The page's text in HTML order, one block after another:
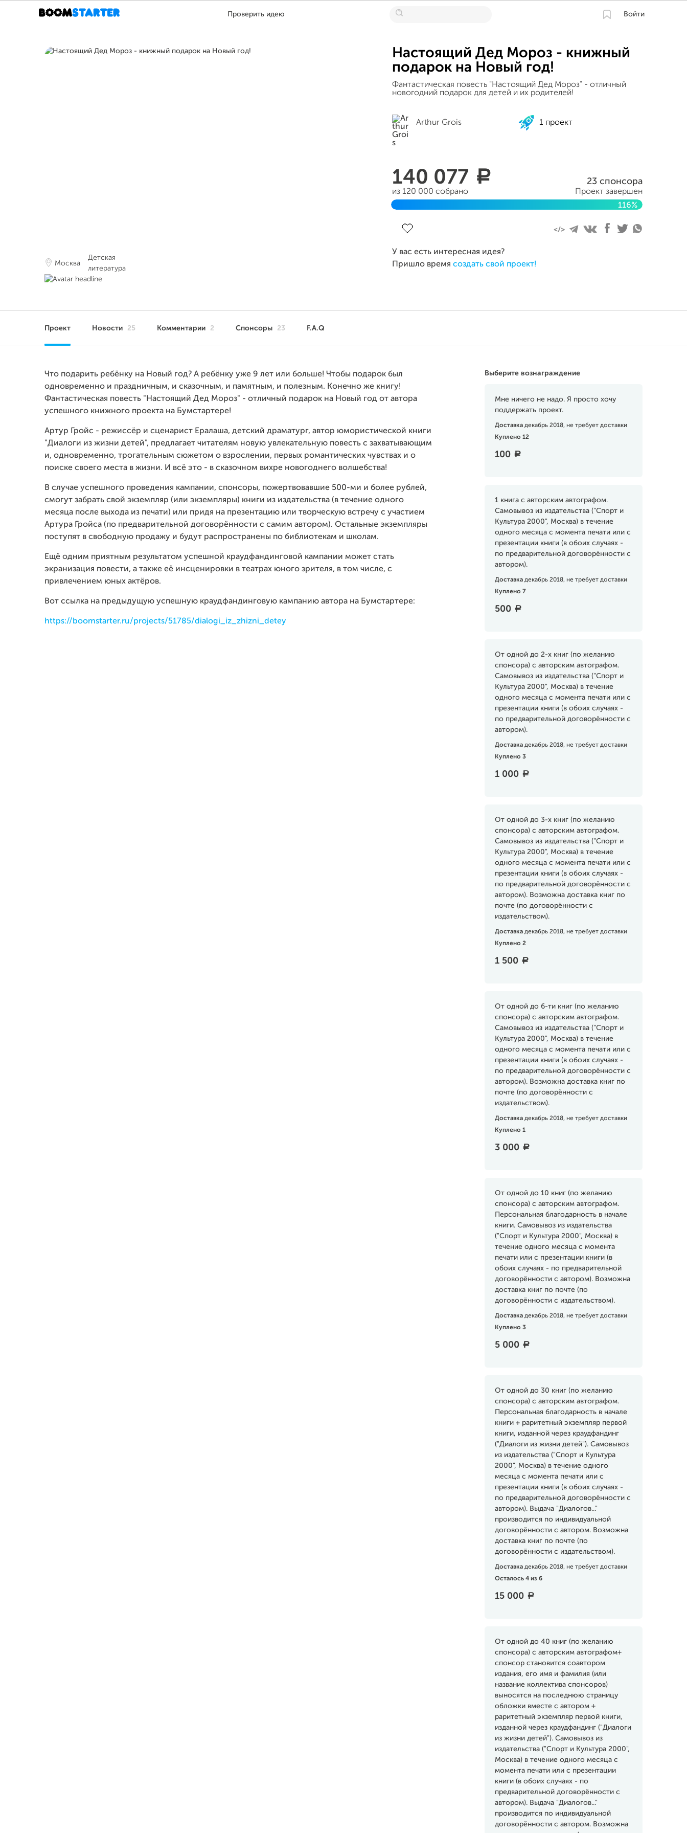
Проверить идею Войти
Москва
Детская
литература
Настоящий Дед Мороз - книжный
подарок на Новый год!
Фантастическая повесть "Настоящий Дед Мороз" - отличный
новогодний подарок для детей и их родителей!
Arthur Grois 1 проект
140 077 a
из 120 000 собрано
23 спонсора
Проект завершен
116%
У вас есть интересная идея?
Пришло время создать свой проект!
Проект Новости 25 Комментарии 2 Спонсоры 23 F.A.Q
Выберите вознаграждение
Мне ничего не надо. Я просто хочу
поддержать проект.
Доставка декабрь 2018, не требует доставки
Куплено 12
100 a
1 книга с авторским автографом.
Самовывоз из издательства ("Спорт и
Культура 2000", Москва) в течение
одного месяца с момента печати или с
презентации книги (в обоих случаях -
по предварительной договорённости с
автором).
Доставка декабрь 2018, не требует доставки
Куплено 7
500 a
От одной до 2-х книг (по желанию
спонсора) с авторским автографом.
Самовывоз из издательства ("Спорт и
Культура 2000", Москва) в течение
одного месяца с момента печати или с
презентации книги (в обоих случаях -
по предварительной договорённости с
автором).
Доставка декабрь 2018, не требует доставки
Куплено 3
1 000 a
От одной до 3-х книг (по желанию
спонсора) с авторским автографом.
Самовывоз из издательства ("Спорт и
Культура 2000", Москва) в течение
одного месяца с момента печати или с
презентации книги (в обоих случаях -
по предварительной договорённости с
автором). Возможна доставка книг по
почте (по договорённости с
издательством).
Доставка декабрь 2018, не требует доставки
Куплено 2
1 500 a
От одной до 6-ти книг (по желанию
спонсора) с авторским автографом.
Самовывоз из издательства ("Спорт и
Культура 2000", Москва) в течение
одного месяца с момента печати или с
презентации книги (в обоих случаях -
по предварительной договорённости с
автором). Возможна доставка книг по
почте (по договорённости с
издательством).
Доставка декабрь 2018, не требует доставки
Куплено 1
3 000 a
От одной до 10 книг (по желанию
спонсора) с авторским автографом.
Персональная благодарность в начале
книги. Самовывоз из издательства
("Спорт и Культура 2000", Москва) в
течение одного месяца с момента
печати или с презентации книги (в
обоих случаях - по предварительной
договорённости с автором). Возможна
доставка книг по почте (по
договорённости с издательством).
Доставка декабрь 2018, не требует доставки
Куплено 3
5 000 a
От одной до 30 книг (по желанию
спонсора) с авторским автографом.
Персональная благодарность в начале
книги + раритетный экземпляр первой
книги, изданной через краудфандинг
("Диалоги из жизни детей"). Самовывоз
из издательства ("Спорт и Культура
2000", Москва) в течение одного
месяца с момента печати или с
презентации книги (в обоих случаях -
по предварительной договорённости с
автором). Выдача "Диалогов..."
производится по индивидуальной
договорённости с автором. Возможна
доставка книг по почте (по
договорённости с издательством).
Доставка декабрь 2018, не требует доставки
Осталось 4 из 6
15 000 a
От одной до 40 книг (по желанию
спонсора) с авторским автографом+
спонсор становится соавтором
издания, его имя и фамилия (или
название коллектива спонсоров)
выносятся на последнюю страницу
обложки вместе с автором +
раритетный экземпляр первой книги,
изданной через краудфандинг ("Диалоги
из жизни детей"). Самовывоз из
издательства ("Спорт и Культура 2000",
Москва) в течение одного месяца с
момента печати или с презентации
книги (в обоих случаях - по
предварительной договорённости с
автором). Выдача "Диалогов..."
производится по индивидуальной
договорённости с автором. Возможна
Что подарить ребёнку на Новый год? А ребёнку уже 9 лет или больше! Чтобы подарок был
одновременно и праздничным, и сказочным, и памятным, и полезным. Конечно же книгу!
Фантастическая повесть "Настоящий Дед Мороз" - отличный подарок на Новый год от автора
успешного книжного проекта на Бумстартере!
Артур Гройс - режиссёр и сценарист Ералаша, детский драматург, автор юмористической книги
"Диалоги из жизни детей", предлагает читателям новую увлекательную повесть с захватывающим
и, одновременно, трогательным сюжетом о взрослении, первых романтических чувствах и о
поиске своего места в жизни. И всё это - в сказочном вихре новогоднего волшебства!
В случае успешного проведения кампании, спонсоры, пожертвовавшие 500-ми и более рублей,
смогут забрать свой экземпляр (или экземпляры) книги из издательства (в течение одного
месяца после выхода из печати) или придя на презентацию или творческую встречу с участием
Артура Гройса (по предварительной договорённости с самим автором). Остальные экземпляры
поступят в свободную продажу и будут распространены по библиотекам и школам.
Ещё одним приятным результатом успешной краудфандинговой кампании может стать
экранизация повести, а также её инсценировки в театрах юного зрителя, в том числе, с
привлечением юных актёров.
Вот ссылка на предыдущую успешную краудфандинговую кампанию автора на Бумстартере:
https://boomstarter.ru/projects/51785/dialogi_iz_zhizni_detey